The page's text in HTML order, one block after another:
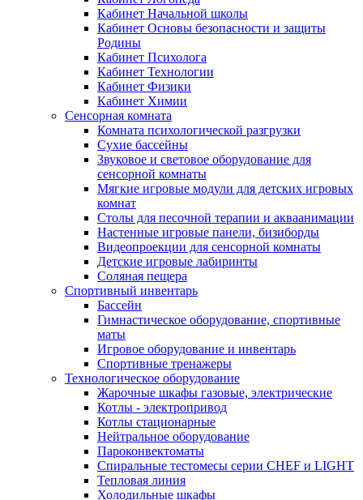
Кабинет Начальной школы
Кабинет Основы безопасности и защиты
Родины
Кабинет Психолога
Кабинет Технологии
Кабинет Физики
Кабинет Химии
Сенсорная комната
Комната психологической разгрузки
Сухие бассейны
Звуковое и световое оборудование для
сенсорной комнаты
Мягкие игровые модули для детских игровых
комнат
Столы для песочной терапии и акваанимации
Настенные игровые панели, бизиборды
Видеопроекции для сенсорной комнаты
Детские игровые лабиринты
Соляная пещера
Спортивный инвентарь
Бассейн
Гимнастическое оборудование, спортивные
маты
Игровое оборудование и инвентарь
Спортивные тренажеры
Технологическое оборудование
Жарочные шкафы газовые, электрические
Котлы - электропривод
Котлы стационарные
Нейтральное оборудование
Пароконвектоматы
Спиральные тестомесы серии CHEF и LIGHT
Тепловая линия
Холодильные шкафы